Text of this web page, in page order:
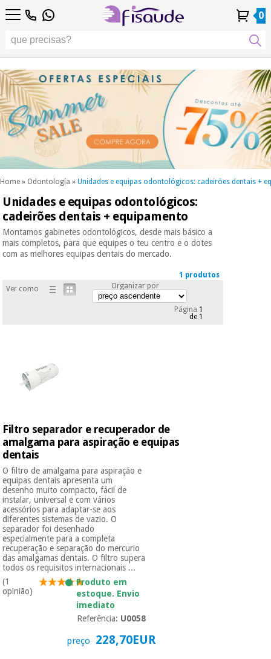
Pessoal
Encomendas
4,8 4,8
Diferenciais
Fisaude
Ocasião
SUMMER
SALE
Os
nossos
produtos
Kinefis
Outlet
Tech
Academy
Fisaude
Aluguer
Fisioterapia
Podología
Estética,
dermocosmética
e medicina
estética
Wellness,
qualidade
de vida e
cuidado
corporal
Odontología
Material
médico
Medicina
Gabinetes
Material de
proteção
essencial
para
coronavirus
Aerobic,
fitness
e
pilates
Desportos
e jogos
PT
DE
0
Home » Odontología » Unidades e equipas odontológicos: cadeirões dentais +
Pessoal
Encomendas
4,8
Diferenciais
Fisaude
Ocasião
SUMMER
SALE
Os
nossos
produtos
Ofertas
Outlet
Fisaude
Tech
Academy
Fisaude
Aluguer
Fisioterapia
Estética,
dermocosmética
e medicina
estética
Wellness,
qualidade
cuidado
corporal
Odontología
Material
tradicional
chinesa
clínico
Gabinetes
terapêuticos
Material de
proteção
essencial
para
coronavirus
PT
DE
Unidades e equipas odontológicos:
cadeirões dentais + equipamento
Montamos gabinetes odontológicos, desde mais básico a
mais completos, para que equipes o teu centro e o dotes
com as melhores equipas dentais do mercado.
1 produtos
Ver como
Organizar por
Página 1
de 1
Filtro separador e recuperador de
amalgama para aspiração e equipas
dentais
O filtro de amalgama para aspiração e
equipas dentais apresenta um
desenho muito compacto, fácil de
instalar, universal e com vários
acessórios para adaptar-se aos
diferentes sistemas de vazio. O
separador foi desenhado
especialmente para a completa
recuperação e separação do mercurio
das amalgamas dentais. O filtro supera
todos os requisitos internacionais ...
(1
opinião)
Produto em
estoque. Envio
imediato
Referência: U0058
preço 228,70EUR